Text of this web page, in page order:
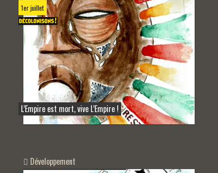
1er juillet
L’Empire est mort, vive L’Empire !
Développement